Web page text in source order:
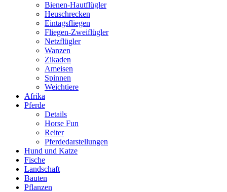
Bienen-Hautflügler
Heuschrecken
Eintagsfliegen
Fliegen-Zweiflügler
Netzflügler
Wanzen
Zikaden
Ameisen
Spinnen
Weichtiere
Afrika
Pferde
Details
Horse Fun
Reiter
Pferdedarstellungen
Hund und Katze
Fische
Landschaft
Bauten
Pflanzen